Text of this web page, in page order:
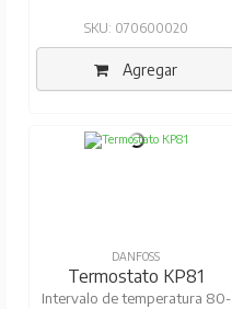
SKU: 070600020
Agregar
DANFOSS
Termostato KP81
Intervalo de temperatura 80-